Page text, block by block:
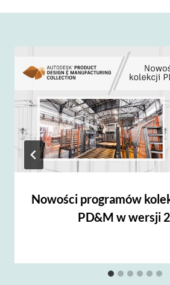
Nowości programów
PD&M w wersji